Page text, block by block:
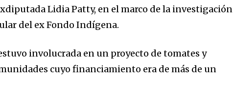
Lidia Patty, en el marco de la investigación
del ex Fondo Indígena.
involucrada en un proyecto de tomates y
cuyo financiamiento era de más de un